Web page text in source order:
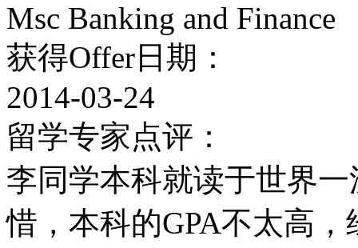
的学科有工程学、计算
学、科学和社会科学。
国际学习中心（预科中
预科国际学习中心位于
是为未达到国外大学的
Msc Banking and Finance
获得Offer日期：
2014-03-24
留学专家点评：
李同学本科就读于世界
惜，本科的GPA不太高